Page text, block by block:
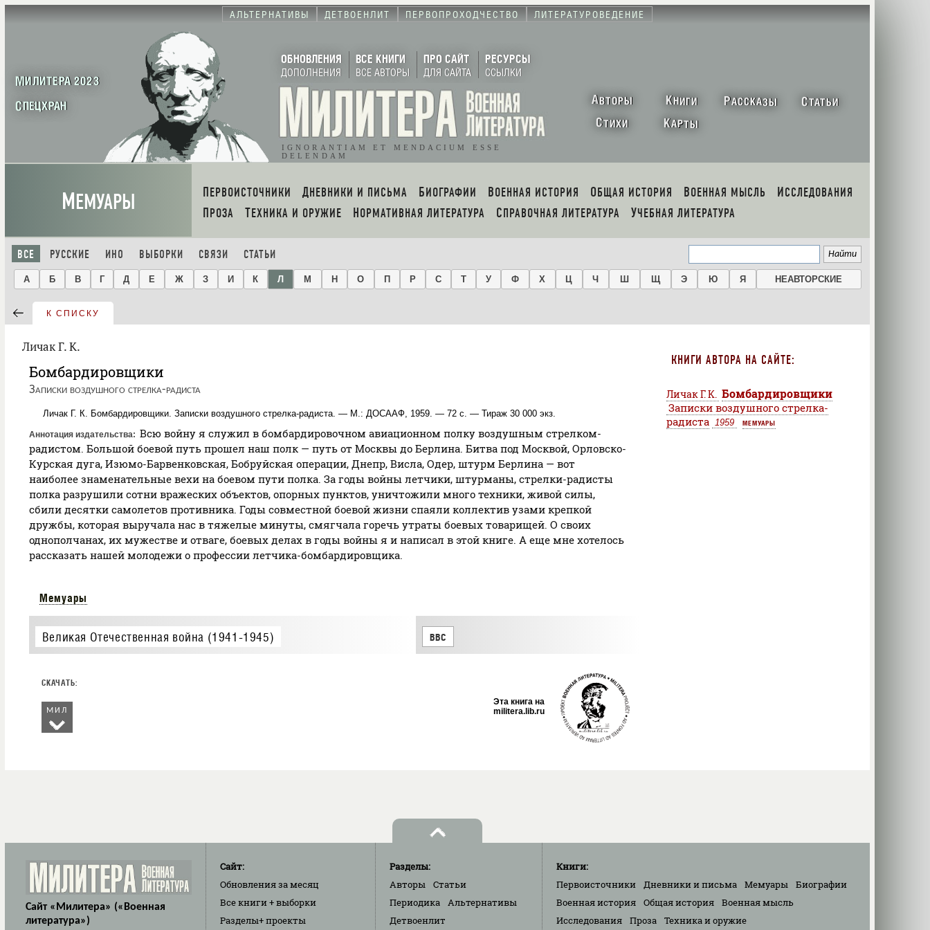
АЛЬТЕРНАТИВЫ ДЕТВОЕНЛИТ ПЕРВОПРОХОДЧЕСТВО ЛИТЕРАТУРОВЕДЕНИЕ
МИЛИТЕРА 2023
СПЕЦХРАН
ОБНОВЛЕНИЯ
ДОПОЛНЕНИЯ
ВСЕ КНИГИ
ВСЕ АВТОРЫ
ПРО САЙТ
ДЛЯ САЙТА
РЕСУРСЫ
ССЫЛКИ
IGNORANTIAM ET MENDACIUM ESSE
DELENDAM
АВТОРЫ КНИГИ РАССКАЗЫ СТАТЬИ
СТИХИ КАРТЫ
МЕМУАРЫ ПЕРВОИСТОЧНИКИ ДНЕВНИКИ И ПИСЬМА БИОГРАФИИ ВОЕННАЯ ИСТОРИЯ ОБЩАЯ ИСТОРИЯ ВОЕННАЯ МЫСЛЬ
ИССЛЕДОВАНИЯ
ПРОЗА
ТЕХНИКА И ОРУЖИЕ НОРМАТИВНАЯ ЛИТЕРАТУРА СПРАВОЧНАЯ ЛИТЕРАТУРА УЧЕБНАЯ ЛИТЕРАТУРА
ВСЕ РУССКИЕ ИНО ВЫБОРКИ СВЯЗИ СТАТЬИ
А Б В Г Д Е Ж З И К Л М Н О П Р С Т У Ф Х Ц Ч Ш Щ Э Ю Я НЕАВТОРСКИЕ
К СПИСКУ
Личак Г. К.
Бомбардировщики
Записки воздушного стрелка-радиста
Личак Г. К. Бомбардировщики. Записки воздушного стрелка-радиста. — М.: ДОСААФ, 1959. — 72 с. — Тираж 30 000 экз.
Аннотация издательства
Всю войну я служил в бомбардировочном авиационном полку воздушным стрелком-
радистом. Большой боевой путь прошел наш полк — путь от Москвы до Берлина. Битва под Москвой, Орловско-
Курская дуга, Изюмо-Барвенковская, Бобруйская операции, Днепр, Висла, Одер, штурм Берлина — вот
наиболее знаменательные вехи на боевом пути полка. За годы войны летчики, штурманы, стрелки-радисты
полка разрушили сотни вражеских объектов, опорных пунктов, уничтожили много техники, живой силы,
сбили десятки самолетов противника. Годы совместной боевой жизни спаяли коллектив узами крепкой
дружбы, которая выручала нас в тяжелые минуты, смягчала горечь утраты боевых товарищей. О своих
однополчанах, их мужестве и отваге, боевых делах в годы войны я и написал в этой книге. А еще мне хотелось
рассказать нашей молодежи о профессии летчика-бомбардировщика.
Мемуары
Великая Отечественная война (1941-1945) ВВС
МИЛ
Эта книга на
militera.lib.ru
КНИГИ АВТОРА НА САЙТЕ:
Личак Г. К. Бомбардировщики
Записки воздушного стрелка-
радиста 1959 МЕМУАРЫ
Сайт «Милитера» («Военная
литература»)
Сайт:
Обновленияза месяц
Все книги+ выборки
Разделы+ проекты
Разделы:
Авторы
Статьи
Периодика
Альтернативы
Детвоенлит
Книги:
Первоисточники
Дневники и письма Мемуары
Биографии
Военная история
Общая история
Военная мысль
Исследования
Проза Техника и оружие